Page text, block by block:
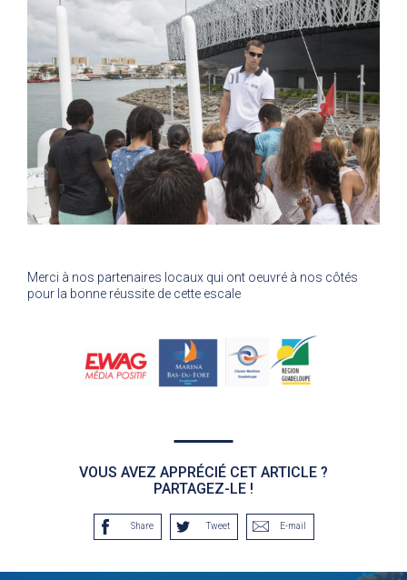
Merci à nos partenaires locaux qui ont oeuvré à nos côtés
pour la bonne réussite de cette escale
VOUS AVEZ APPRÉCIÉ CET ARTICLE ?
PARTAGEZ-LE !
Share Tweet E-mail